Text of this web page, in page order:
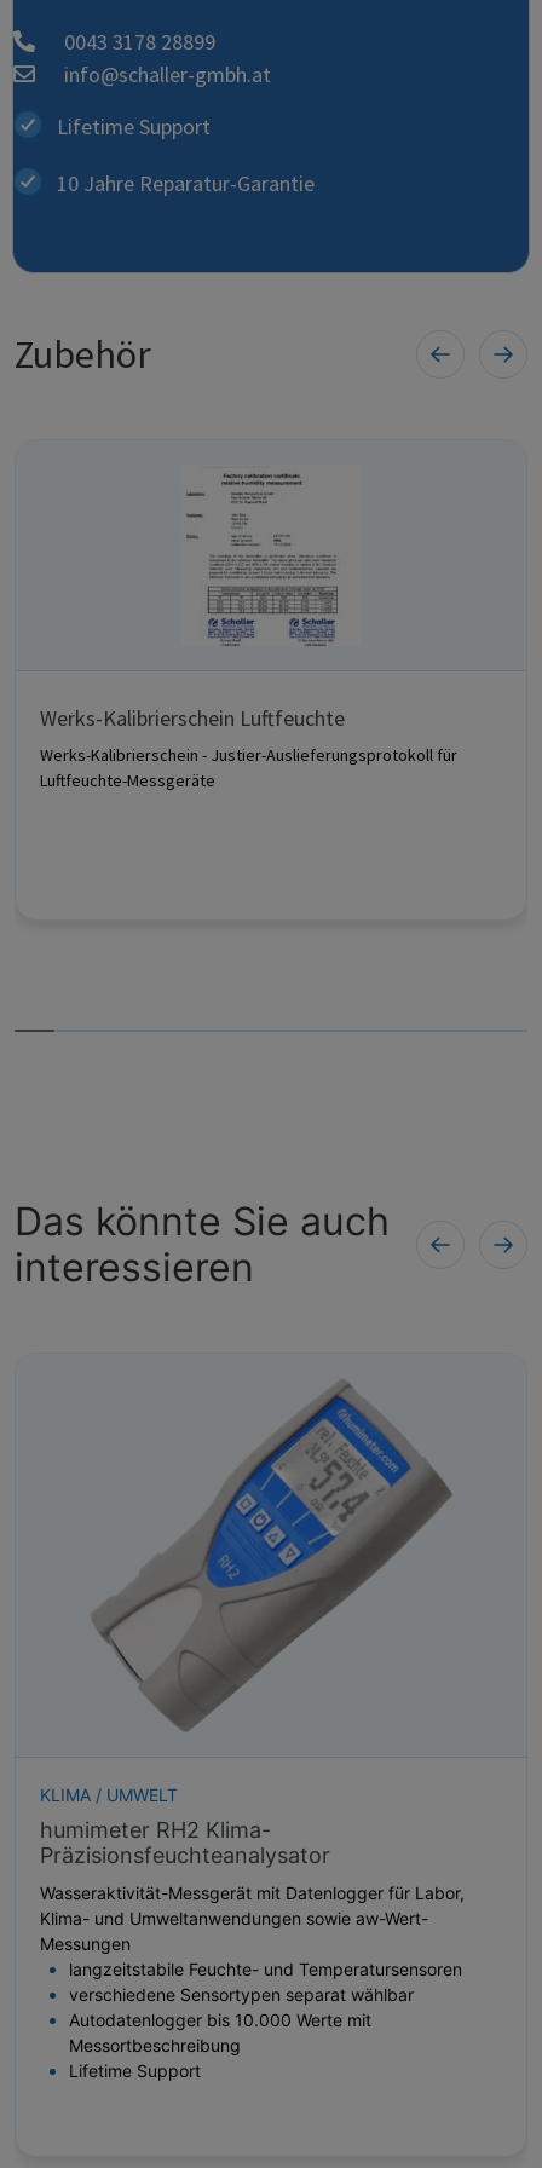
0043 3178 28899
info@schaller-gmbh.at
Lifetime Support
10 Jahre Reparatur-Garantie
Zubehör
Werks-Kalibrierschein Luftfeuchte
Werks-Kalibrierschein - Justier-Auslieferungsprotokoll für
Luftfeuchte-Messgeräte
Das könnte Sie auch
interessieren
KLIMA / UMWELT
humimeter RH2 Klima-
Präzisionsfeuchteanalysator
Wasseraktivität-Messgerät mit Datenlogger für Labor,
Klima- und Umweltanwendungen sowie aw-Wert-
Messungen
langzeitstabile Feuchte- und Temperatursensoren
verschiedene Sensortypen separat wählbar
Autodatenlogger bis 10.000 Werte mit
Messortbeschreibung
Lifetime Support